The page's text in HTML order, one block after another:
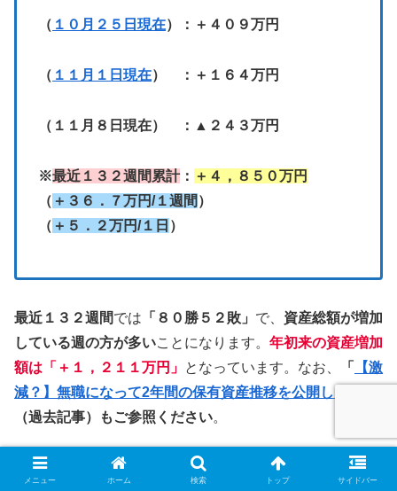
（ １０月２５日現在）：＋４０９万円
（ １１月１日現在） ：＋１６４万円
（１１月８日現在） ：▲２４３万円
※最近１３２週間累計： ＋４，８５０万円
（ ＋３６．７万円/１週間 ）
（ ＋５．２万円/１日 ）
最近１３２週間では 「８０勝５２敗」 で、 資産総額が増加
している週の方が多いことになります。 年初来の資産増加
額は「＋１，２１１万円」 となっています。なお、 「
【激
減？】無職になって2年間の保有資産推移を公開します
（過去記事）もご参照ください。
現在、
新NISA口座では、つみたて投資枠と成長投資枠を
メニュー ホーム 検索 トップ サイドバー